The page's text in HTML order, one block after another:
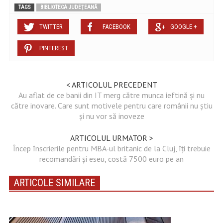
TAGS BIBLIOTECA JUDEŢEANĂ
TWITTER FACEBOOK GOOGLE +
PINTEREST
< ARTICOLUL PRECEDENT
Au aflat de ce banii din IT merg către munca ieftină și nu
către inovare. Care sunt motivele pentru care românii nu știu
și nu vor să inoveze
ARTICOLUL URMATOR >
Încep înscrierile pentru MBA-ul britanic de la Cluj, îți trebuie
recomandări și eseu, costă 7500 euro pe an
ARTICOLE SIMILARE